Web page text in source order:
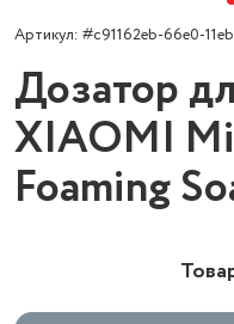
Артикул: #c91162eb-66e0-
Дозатор
XIAOMI
Foaming